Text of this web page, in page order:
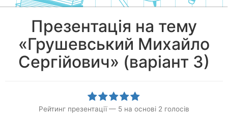
a
Презентація на тему
«Грушевський Михайло
Сергійович» (варіант 3)
Рейтинг презентації — 5 на основі 2 голосів